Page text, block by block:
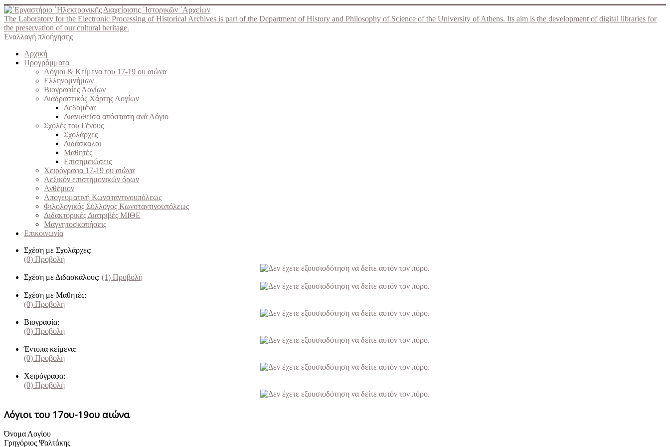
The Laboratory for the Electronic Processing of Historical Archives is part of the Department of History and Philosophy of Science of the University of Athens. Its aim is the development of digital libraries for
the preservation of our cultural heritage.
Εναλλαγή πλοήγησης
Αρχική
Προγράμματα
Λόγιοι & Κείμενα του 17-19 ου αιώνα
Ελληνομνήμων
Βιογραφίες Λογίων
Διαδραστικός Χάρτης Λογίων
Δεδομένα
Διανυθείσα απόσταση ανά Λόγιο
Σχολές του Γένους
Σχολάρχες
Διδάσκαλοι
Μαθητές
Επισημειώσεις
Χειρόγραφα 17-19 ου αιώνα
Λεξικόν επιστημονικών όρων
Ανθέμιον
Απογευματινή Κωνσταντινουπόλεως
Φιλολογικός Σύλλογος Κωνσταντινουπόλεως
Διδακτορικές Διατριβές ΜΙΘΕ
Μαγνητοσκοπήσεις
Επικοινωνία
Σχέση με Σχολάρχες:
(0) Προβολή
Σχέση με Διδασκάλους: (1) Προβολή
Σχέση με Μαθητές:
(0) Προβολή
Βιογραφία:
(0) Προβολή
Έντυπα κείμενα:
(0) Προβολή
Χειρόγραφα:
(0) Προβολή
Λόγιοι του 17ου-19ου αιώνα
Όνομα Λογίου
Γρηγόριος Ψαλτάκης